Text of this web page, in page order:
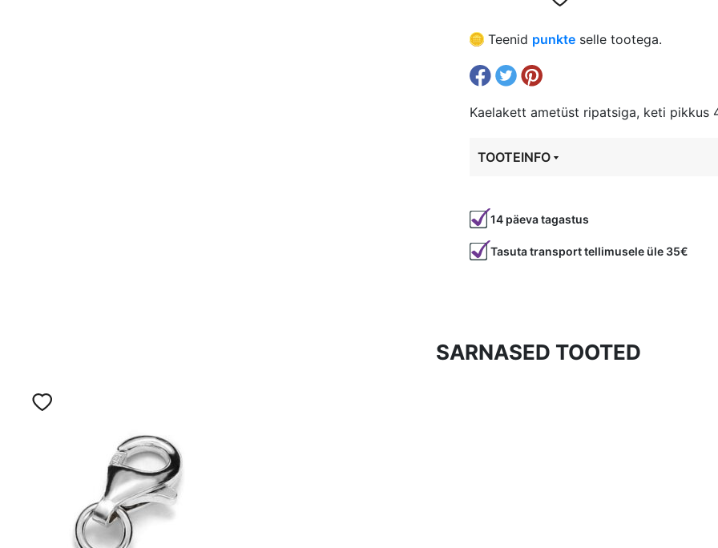
Teenid punkte selle tootega.
Kaelakett ametüst ripatsiga, keti pikkus
TOOTEINFO
14 päeva tagastus
Tasuta transport tellimusele üle 35€
SARNASED TOOTED